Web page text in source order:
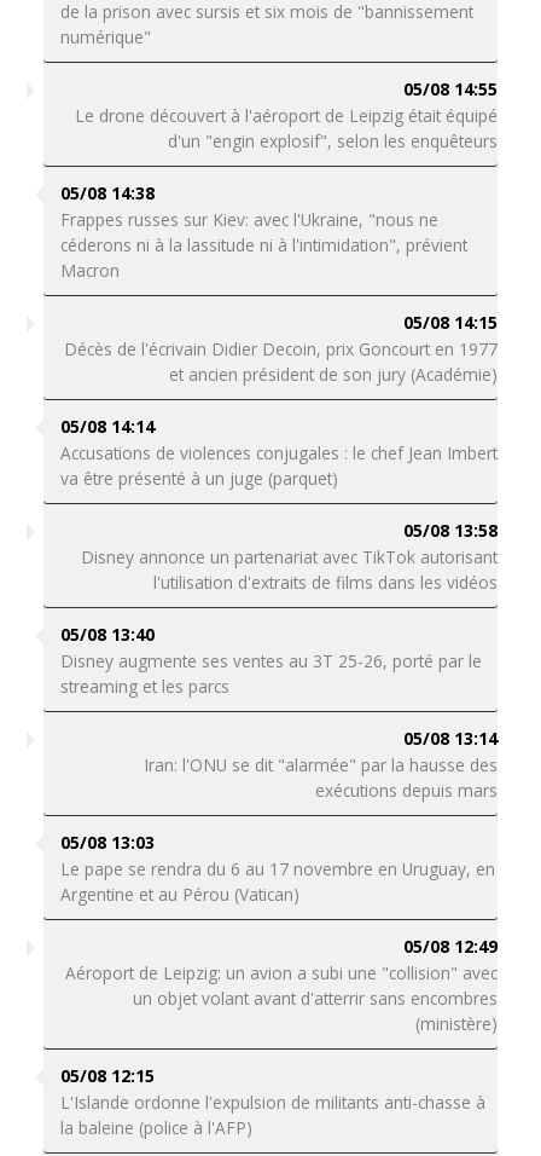
de la prison avec sursis et six mois de "bannissement
numérique"
05/08 14:55
Le drone découvert à l'aéroport de Leipzig était équipé
d'un "engin explosif", selon les enquêteurs
05/08 14:38
Frappes russes sur Kiev: avec l'Ukraine, "nous ne
céderons ni à la lassitude ni à l'intimidation", prévient
Macron
05/08 14:15
Décès de l'écrivain Didier Decoin, prix Goncourt en 1977
et ancien président de son jury (Académie)
05/08 14:14
Accusations de violences conjugales : le chef Jean Imbert
va être présenté à un juge (parquet)
05/08 13:58
Disney annonce un partenariat avec TikTok autorisant
l'utilisation d'extraits de films dans les vidéos
05/08 13:40
Disney augmente ses ventes au 3T 25-26, porté par le
streaming et les parcs
05/08 13:14
Iran: l'ONU se dit "alarmée" par la hausse des
exécutions depuis mars
05/08 13:03
Le pape se rendra du 6 au 17 novembre en Uruguay, en
Argentine et au Pérou (Vatican)
05/08 12:49
Aéroport de Leipzig: un avion a subi une "collision" avec
un objet volant avant d'atterrir sans encombres
(ministère)
05/08 12:15
L'Islande ordonne l'expulsion de militants anti-chasse à
la baleine (police à l'AFP)